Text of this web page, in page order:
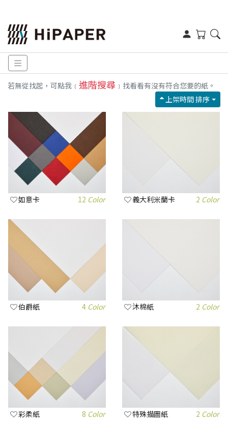
若無從找起，可點我﹝ 進階搜尋 ﹞找看看有沒有符合您要的紙。
上架時間 排序
如意卡 12 Color 義大利米蘭卡 2 Color
伯爵紙 4 Color 沐棉紙 2 Color
彩柔紙 8 Color 特殊描圖紙 2 Color